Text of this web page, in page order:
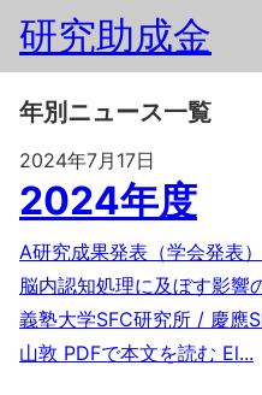
研究助成金
年別ニュース一覧
2024年7月17日
2024年度
A研究成果発表（学会発表
脳内認知処理に及ぼす影響
義塾大学SFC研究所 / 慶應
山敦 PDFで本文を読む El...